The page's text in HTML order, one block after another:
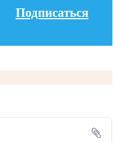
Подписаться